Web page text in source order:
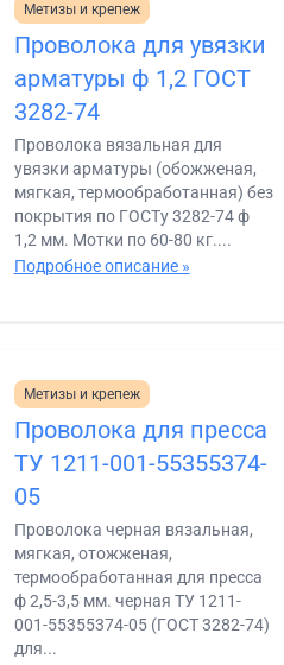
Метизы и крепеж
Проволока для увязки
арматуры ф 1,2 ГОСТ
3282-74
Проволока вязальная для
увязки арматуры (обожженая,
мягкая, термообработанная) без
покрытия по ГОСТу 3282-74 ф
1,2 мм. Мотки по 60-80 кг....
Подробное описание »
Метизы и крепеж
Проволока для пресса
ТУ 1211-001-55355374-
05
Проволока черная вязальная,
мягкая, отожженая,
термообработанная для пресса
ф 2,5-3,5 мм. черная ТУ 1211-
001-55355374-05 (ГОСТ 3282-74)
для...